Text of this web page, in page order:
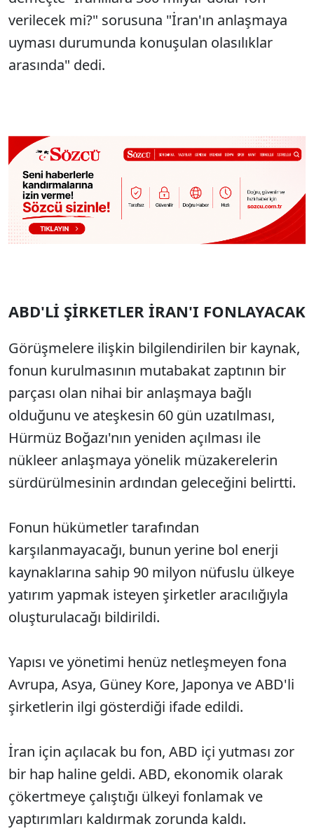
verilecek mi?" sorusuna "İran'ın anlaşmaya
uyması durumunda konuşulan olasılıklar
arasında" dedi.
ABD'Lİ ŞİRKETLER İRAN'I FONLAYACAK
Görüşmelere ilişkin bilgilendirilen bir kaynak,
fonun kurulmasının mutabakat zaptının bir
parçası olan nihai bir anlaşmaya bağlı
olduğunu ve ateşkesin 60 gün uzatılması,
Hürmüz Boğazı'nın yeniden açılması ile
nükleer anlaşmaya yönelik müzakerelerin
sürdürülmesinin ardından geleceğini belirtti.
Fonun hükümetler tarafından
karşılanmayacağı, bunun yerine bol enerji
kaynaklarına sahip 90 milyon nüfuslu ülkeye
yatırım yapmak isteyen şirketler aracılığıyla
oluşturulacağı bildirildi.
Yapısı ve yönetimi henüz netleşmeyen fona
Avrupa, Asya, Güney Kore, Japonya ve ABD'li
şirketlerin ilgi gösterdiği ifade edildi.
İran için açılacak bu fon, ABD içi yutması zor
bir hap haline geldi. ABD, ekonomik olarak
çökertmeye çalıştığı ülkeyi fonlamak ve
yaptırımları kaldırmak zorunda kaldı.